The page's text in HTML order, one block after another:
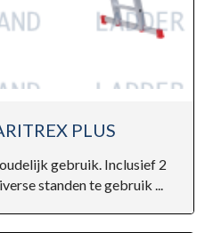
PLUS
gebruik. Inclusief 2
standen te gebruik ...